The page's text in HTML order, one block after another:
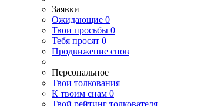
Заявки
Ожидающие 0
Твои просьбы 0
Тебя просят 0
Продвижение снов
Персональное
Твои толкования
К твоим снам 0
Твой рейтинг толкователя